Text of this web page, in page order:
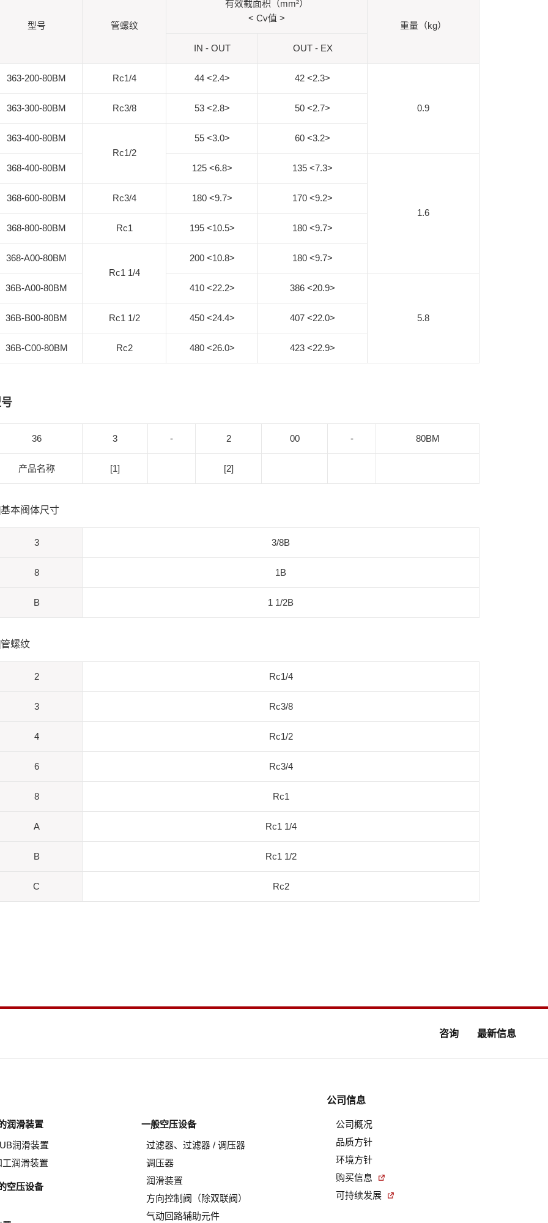
型号 管螺纹
有效截面积（mm²）
< Cv值 >
重量（kg）
IN - OUT OUT - EX
363-200-80BM Rc1/4 44 <2.4> 42 <2.3>
0.9
363-300-80BM Rc3/8 53 <2.8> 50 <2.7>
363-400-80BM
Rc1/2
55 <3.0> 60 <3.2>
368-400-80BM 125 <6.8> 135 <7.3>
1.6
368-600-80BM Rc3/4 180 <9.7> 170 <9.2>
368-800-80BM Rc1 195 <10.5> 180 <9.7>
368-A00-80BM
Rc1 1/4
200 <10.8> 180 <9.7>
36B-A00-80BM 410 <22.2> 386 <20.9>
5.8
36B-B00-80BM Rc1 1/2 450 <24.4> 407 <22.0>
36B-C00-80BM Rc2 480 <26.0> 423 <22.9>
36 3 - 2 00 - 80BM
产品名称 [1] [2]
本阀体尺寸
3 3/8B
8 1B
B 1 1/2B
螺纹
2 Rc1/4
3 Rc3/8
4 Rc1/2
6 Rc3/4
8 Rc1
A Rc1 1/4
B Rc1 1/2
C Rc2
咨询 最新信息
润滑装置
润滑装置
润滑装置
空压设备
一般空压设备
过滤器、过滤器 / 调压器
调压器
润滑装置
方向控制阀（除双联阀）
气动回路辅助元件
公司信息
公司概况
品质方针
环境方针
购买信息
可持续发展